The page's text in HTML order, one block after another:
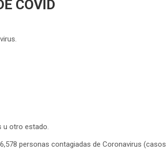
COVID
u otro estado.
personas contagiadas de Coronavirus